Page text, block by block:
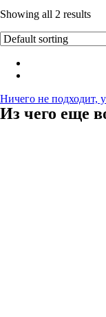
Showing all 2 results
Ничего не подходит,
Из чего еще